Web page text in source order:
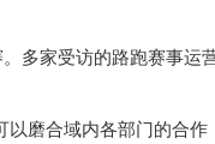
家受访的路跑赛事运
磨合域内各部门的合作